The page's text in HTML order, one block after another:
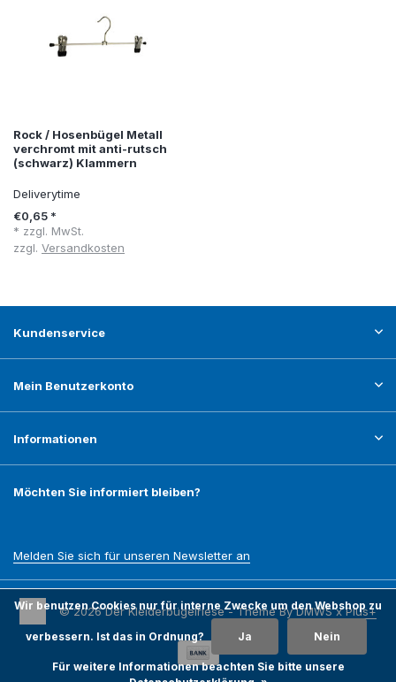
Rock / Hosenbügel Metall
verchromt mit anti-rutsch
(schwarz) Klammern
Deliverytime
€0,65 *
* zzgl. MwSt.
zzgl. Versandkosten
Kundenservice
Mein Benutzerkonto
Informationen
Möchten Sie informiert bleiben?
Melden Sie sich für unseren Newsletter an
© 2026 Der Kleiderbügelriese - Theme ByDMWSxPlus+
Wir benutzen Cookies nur für interne Zwecke um den Webshop zu
verbessern. Ist das in Ordnung? Ja Nein
Für weitere Informationen beachten Sie bitte unsere